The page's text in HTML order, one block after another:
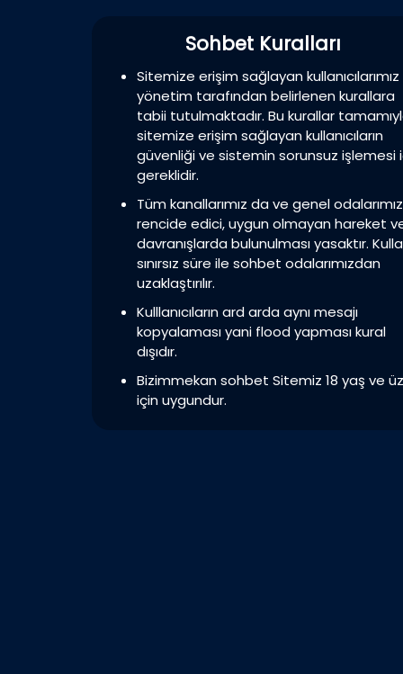
Sohbet Kuralları
Sitemize erişim sağlayan kullanıcılarımız
yönetim tarafından belirlenen kurallara
tabii tutulmaktadır. Bu kurallar
sitemize erişim sağlayan kullanıcıların
güvenliği ve sistemin sorunsuz işlemesi
gereklidir.
Tüm kanallarımız da ve genel
rencide edici, uygun olmayan hareket
davranışlarda bulunulması yasaktır.
sınırsız süre ile sohbet odalarımızdan
uzaklaştırılır.
Kulllanıcıların ard arda aynı mesajı
kopyalaması yani flood yapması kural
dışıdır.
Bizimmekan sohbet Sitemiz 18 yaş ve
için uygundur.